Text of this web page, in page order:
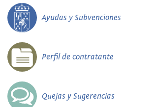
Ayudas y Subvenciones
Perfil de contratante
Quejas y Sugerencias